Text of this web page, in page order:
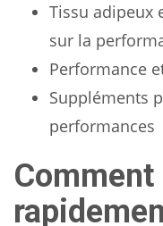
Tissu adipeux
sur la
Performance
Suppléments
performances